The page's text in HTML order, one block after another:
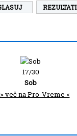
REZULTATI
17/30
Sob
> več na Pro-Vreme <